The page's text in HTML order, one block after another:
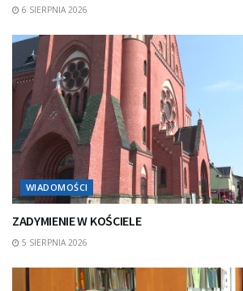
6 SIERPNIA 2026
WIADOMOŚCI
ZADYMIENIE W KOŚCIELE
5 SIERPNIA 2026